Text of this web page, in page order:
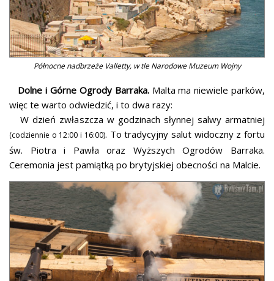
Północne nadbrzeże Valletty, w tle Narodowe Muzeum Wojny
Dolne i Górne Ogrody Barraka. Malta ma niewiele parków,
więc te warto odwiedzić, i to dwa razy:
W dzień zwłaszcza w godzinach słynnej salwy armatniej
(codziennie o 12:00 i 16:00). To tradycyjny salut widoczny z fortu
św. Piotra i Pawła oraz Wyższych Ogrodów Barraka.
Ceremonia jest pamiątką po brytyjskiej obecności na Malcie.